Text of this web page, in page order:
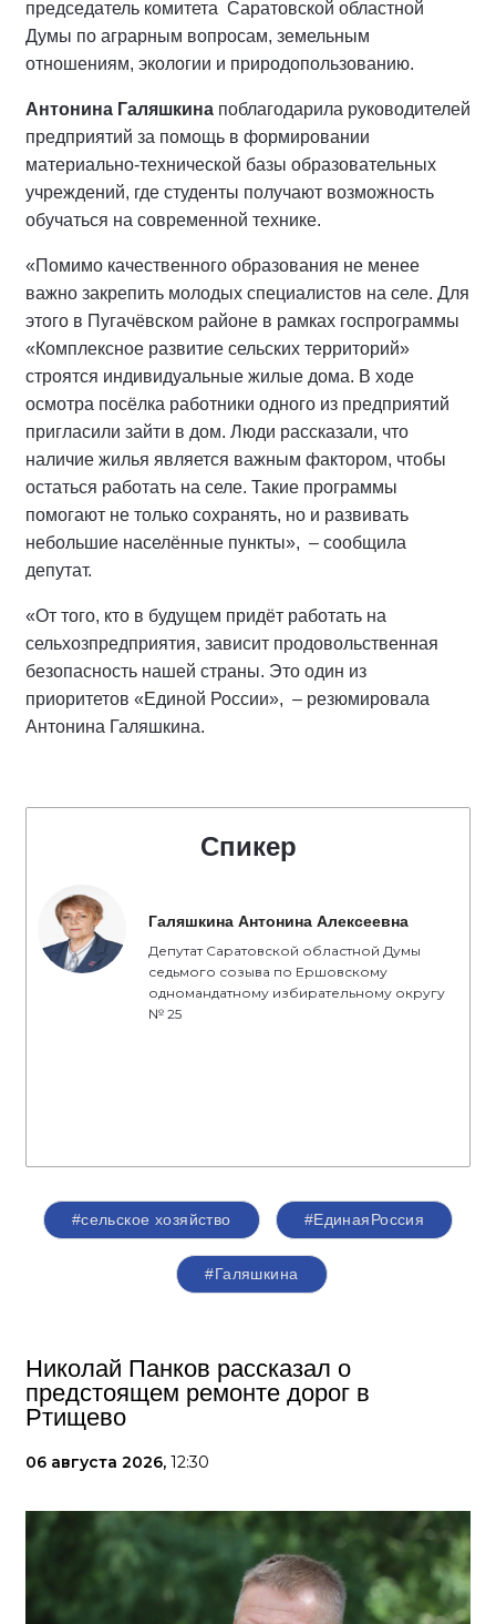
председатель комитета Саратовской областной
Думы по аграрным вопросам, земельным
отношениям, экологии и природопользованию.
Антонина Галяшкина поблагодарила руководителей
предприятий за помощь в формировании
материально-технической базы образовательных
учреждений, где студенты получают возможность
обучаться на современной технике.
«Помимо качественного образования не менее
важно закрепить молодых специалистов на селе. Для
этого в Пугачёвском районе в рамках госпрограммы
«Комплексное развитие сельских территорий»
строятся индивидуальные жилые дома. В ходе
осмотра посёлка работники одного из предприятий
пригласили зайти в дом. Люди рассказали, что
наличие жилья является важным фактором, чтобы
остаться работать на селе. Такие программы
помогают не только сохранять, но и развивать
небольшие населённые пункты», – сообщила
депутат.
«От того, кто в будущем придёт работать на
сельхозпредприятия, зависит продовольственная
безопасность нашей страны. Это один из
приоритетов «Единой России», – резюмировала
Антонина Галяшкина.
Спикер
Галяшкина Антонина Алексеевна
Депутат Саратовской областной Думы
седьмого созыва по Ершовскому
одномандатному избирательному округу
№ 25
#сельское хозяйство #ЕдинаяРоссия
#Галяшкина
Николай Панков рассказал о
предстоящем ремонте дорог в
Ртищево
06 августа 2026, 12:30